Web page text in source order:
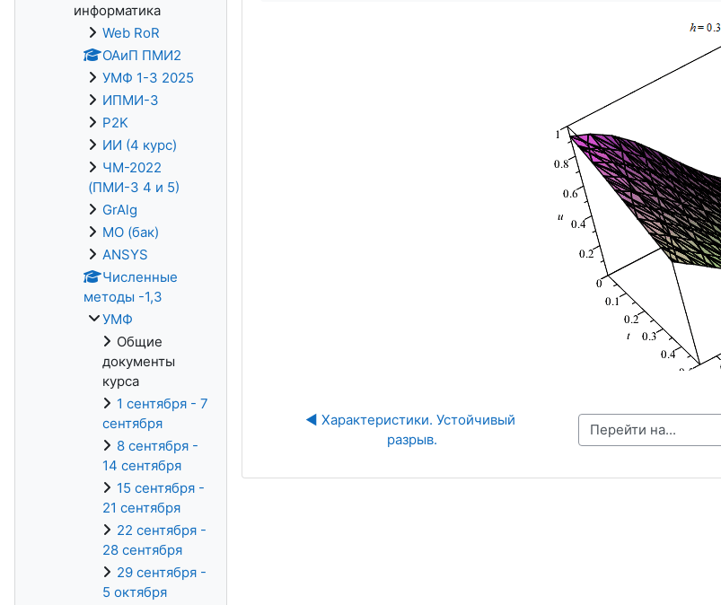
◀︎ Характеристики. Устойчивый
разрыв.
Перейти на...
информатика
Web RoR
ОАиП ПМИ2
УМФ 1-3 2025
ИПМИ-3
P2K
ИИ (4 курс)
ЧМ-2022
(ПМИ-3 4 и 5)
GrAlg
МО (бак)
ANSYS
Численные
методы -1,3
УМФ
Общие
документы
курса
1 сентября - 7
сентября
8 сентября -
14 сентября
15 сентября -
21 сентября
22 сентября -
28 сентября
29 сентября -
5 октября